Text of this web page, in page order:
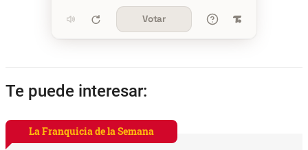
Votar
Te puede interesar:
La Franquicia de la Semana